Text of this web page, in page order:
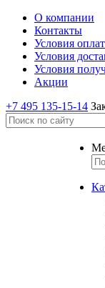
О компании
Контакты
Условия
Условия
Условия
Акции
+7 495 135-15-14